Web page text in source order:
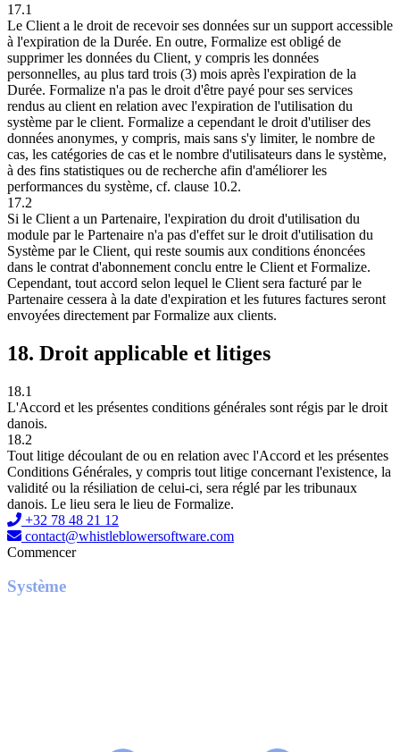
17.1
Le Client a le droit de recevoir ses données sur un support accessible
à l'expiration de la Durée. En outre, Formalize est obligé de
supprimer les données du Client, y compris les données
personnelles, au plus tard trois (3) mois après l'expiration de la
Durée. Formalize n'a pas le droit d'être payé pour ses services
rendus au client en relation avec l'expiration de l'utilisation du
système par le client. Formalize a cependant le droit d'utiliser des
données anonymes, y compris, mais sans s'y limiter, le nombre de
cas, les catégories de cas et le nombre d'utilisateurs dans le système,
à des fins statistiques ou de recherche afin d'améliorer les
performances du système, cf. clause 10.2.
17.2
Si le Client a un Partenaire, l'expiration du droit d'utilisation du
module par le Partenaire n'a pas d'effet sur le droit d'utilisation du
Système par le Client, qui reste soumis aux conditions énoncées
dans le contrat d'abonnement conclu entre le Client et Formalize.
Cependant, tout accord selon lequel le Client sera facturé par le
Partenaire cessera à la date d'expiration et les futures factures seront
envoyées directement par Formalize aux clients.
18. Droit applicable et litiges
18.1
L'Accord et les présentes conditions générales sont régis par le droit
danois.
18.2
Tout litige découlant de ou en relation avec l'Accord et les présentes
Conditions Générales, y compris tout litige concernant l'existence, la
validité ou la résiliation de celui-ci, sera réglé par les tribunaux
danois. Le lieu sera le lieu de Formalize.
+32 78 48 21 12
contact@whistleblowersoftware.com
Commencer
Système